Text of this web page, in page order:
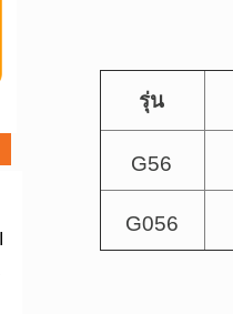
รุ่น
G56
G056